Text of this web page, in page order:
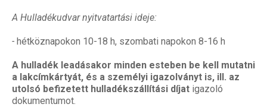
A Hulladékudvar nyitvatartási ideje:
- hétköznapokon 10-18 h, szombati napokon 8-16 h
A hulladék leadásakor minden esteben be kell mutatni
a lakcímkártyát, és a személyi igazolványt is, ill. az
utolsó befizetett hulladékszállítási díjat igazoló
dokumentumot.